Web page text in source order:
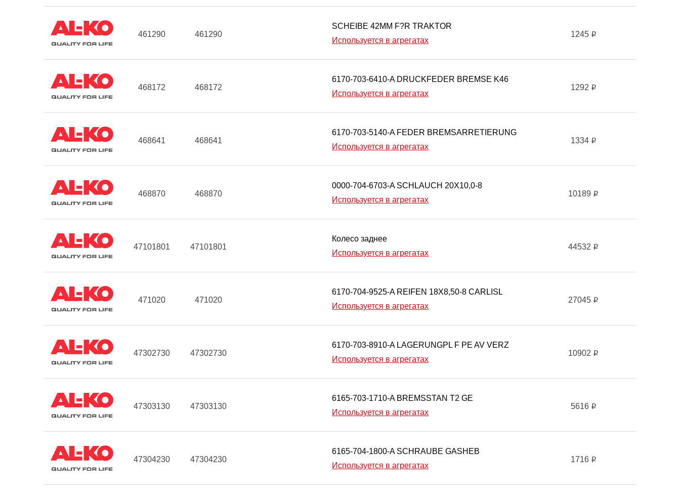
461290 461290
SCHEIBE 42MM F?R TRAKTOR
Используется в агрегатах
1245 i
468172 468172
6170-703-6410-A DRUCKFEDER BREMSE K46
Используется в агрегатах
1292 i
468641 468641
6170-703-5140-A FEDER BREMSARRETIERUNG
Используется в агрегатах
1334 i
468870 468870
0000-704-6703-A SCHLAUCH 20X10,0-8
Используется в агрегатах
10189 i
47101801 47101801
Колесо заднее
Используется в агрегатах
44532 i
471020 471020
6170-704-9525-A REIFEN 18X8,50-8 CARLISL
Используется в агрегатах
27045 i
47302730 47302730
6170-703-8910-A LAGERUNGPL F PE AV VERZ
Используется в агрегатах
10902 i
47303130 47303130
6165-703-1710-A BREMSSTAN T2 GE
Используется в агрегатах
5616 i
47304230 47304230
6165-704-1800-A SCHRAUBE GASHEB
Используется в агрегатах
1716 i